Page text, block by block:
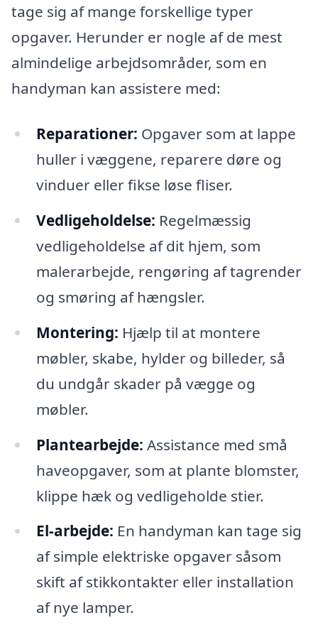
tage sig af mange forskellige typer
opgaver. Herunder er nogle af de mest
almindelige arbejdsområder, som en
handyman kan assistere med:
Reparationer: Opgaver som at lappe
huller i væggene, reparere døre og
vinduer eller fikse løse fliser.
Vedligeholdelse: Regelmæssig
vedligeholdelse af dit hjem, som
malerarbejde, rengøring af tagrender
og smøring af hængsler.
Montering: Hjælp til at montere
møbler, skabe, hylder og billeder, så
du undgår skader på vægge og
møbler.
Plantearbejde: Assistance med små
haveopgaver, som at plante blomster,
klippe hæk og vedligeholde stier.
El-arbejde: En handyman kan tage sig
af simple elektriske opgaver såsom
skift af stikkontakter eller installation
af nye lamper.